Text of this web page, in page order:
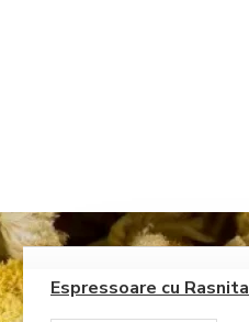
Espressoare cu Rasnita